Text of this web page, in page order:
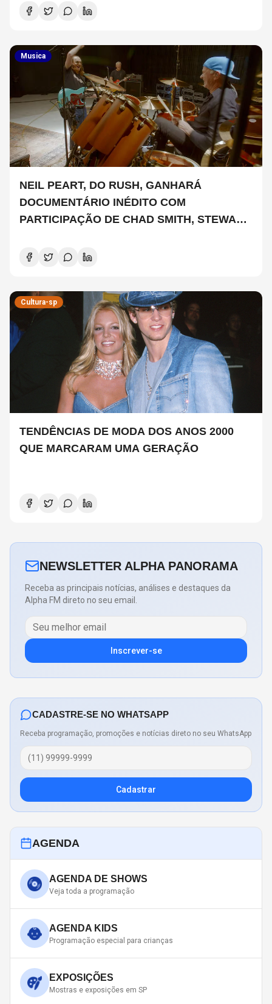
Musica
NEIL PEART, DO RUSH, GANHARÁ
DOCUMENTÁRIO INÉDITO COM
PARTICIPAÇÃO DE CHAD SMITH, STEWART
Cultura-sp
TENDÊNCIAS DE MODA DOS ANOS 2000
QUE MARCARAM UMA GERAÇÃO
NEWSLETTER ALPHA PANORAMA
Receba as principais notícias, análises e destaques da
Alpha FM direto no seu email.
Inscrever-se
CADASTRE-SE NO WHATSAPP
Receba programação, promoções e notícias direto no seu WhatsApp
Cadastrar
AGENDA
AGENDA DE SHOWS
Veja toda a programação
AGENDA KIDS
Programação especial para crianças
EXPOSIÇÕES
Mostras e exposições em SP